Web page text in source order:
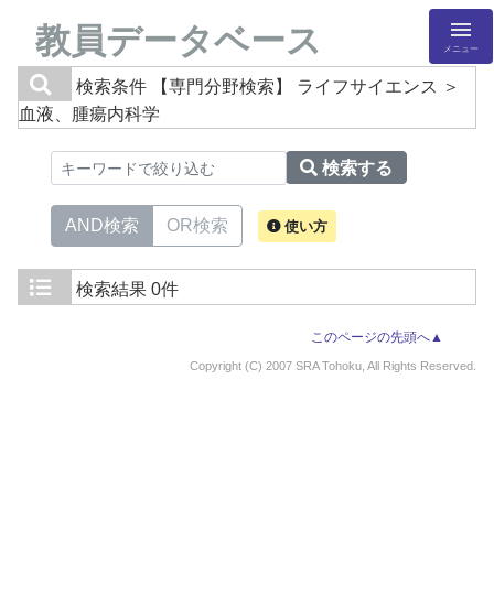
教員データベース メニュー
検索条件
【専門分野検索】 ライフサイエンス ＞
血液、腫瘍内科学
検索する
AND検索 OR検索 使い方
検索結果 0件
このページの先頭へ▲
Copyright (C) 2007 SRA Tohoku, All Rights Reserved.